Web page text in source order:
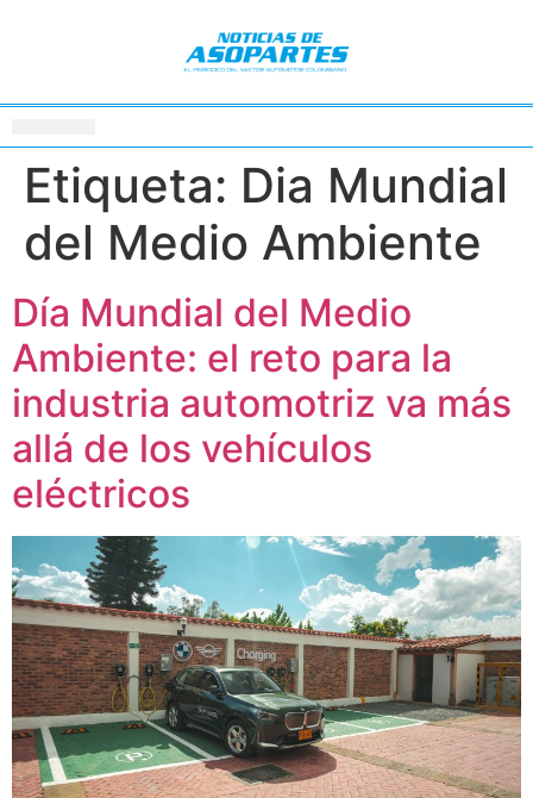
Etiqueta: Dia Mundial
del Medio Ambiente
Día Mundial del Medio
Ambiente: el reto para la
industria automotriz va más
allá de los vehículos
eléctricos